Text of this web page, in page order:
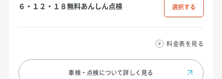
６・１２・１８無料あんしん点検 選択
料金表を見る
車検・点検について詳しく見る